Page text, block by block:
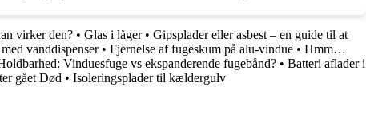
virker den? • Glas i låger• Gipsplader eller asbest – en guide til at
vanddispenser• Fjernelse af fugeskum på alu-vindue • Hmm…
Vinduesfuge vs ekspanderende fugebånd? • Batteri aflader i
gået Død • Isoleringsplader til kældergulv